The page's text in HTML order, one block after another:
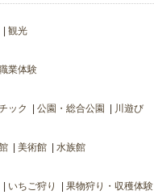
観光
業体験
ック 公園・総合公園 川遊び
美術館 水族館
いちご狩り 果物狩り・収穫体験